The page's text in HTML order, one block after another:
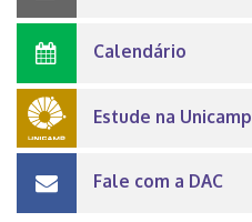
Calendário
Estude na Unicamp
Fale com a DAC